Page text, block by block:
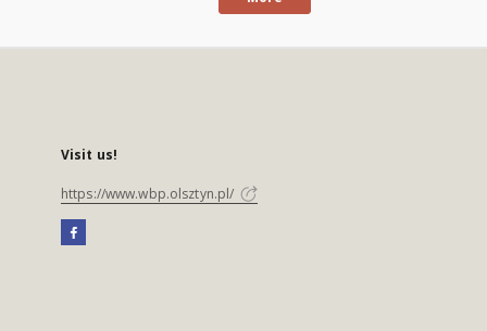
Visit us!
https://www.wbp.olsztyn.pl/